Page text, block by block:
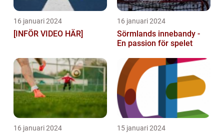
16 januari 2024
[INFÖR VIDEO HÄR]
16 januari 2024
Sörmlands innebandy -
En passion för spelet
16 januari 2024 15 januari 2024